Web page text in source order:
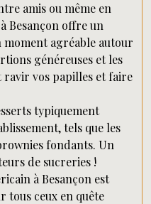
amis ou même en
Besançon offre un
agréable autour
généreuses et les
ravir vos papilles et faire
typiquement
tels que les
fondants. Un
de sucreries !
à Besançon est
tous ceux en quête